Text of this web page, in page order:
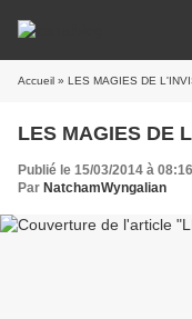
Accueil » LES MAGIES DE
LES MAGIES DE
Publié le 15/03/2014 à 08:16
Par NatchamWyngalian